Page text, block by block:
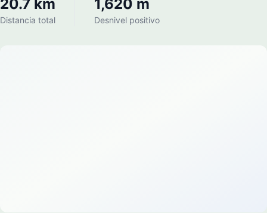
20.7 km
Distancia total
1,620 m
Desnivel positivo